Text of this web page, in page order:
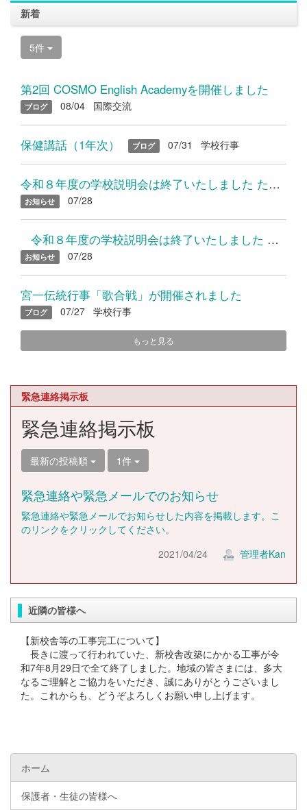
新着
5件
第2回 COSMO English Academyを開催しました
ブログ 08/04 国際交流
保健講話（1年次） ブログ 07/31 学校行事
令和８年度の学校説明会は終了いたしました たくさんのご参加あり...
お知らせ 07/28
令和８年度の学校説明会は終了いたしました たくさんのご参加...
お知らせ 07/28
宮一伝統行事「歌合戦」が開催されました
ブログ 07/27 学校行事
もっと見る
緊急連絡掲示板
緊急連絡掲示板
最新の投稿順 1件
緊急連絡や緊急メールでのお知らせ
緊急連絡や緊急メールでお知らせした内容を掲載します。こ
のリンクをクリックしてください。
2021/04/24
管理者Kan
近隣の皆様へ
【新校舎等の工事完工について】
長きに渡って行われていた、新校舎改築にかかる工事が令
和7年8月29日で全て終了しました。地域の皆さまには、多大
なるご理解とご協力をいただき、誠にありがとうございまし
た。これからも、どうぞよろしくお願い申し上げます。
ホーム
保護者・生徒の皆様へ